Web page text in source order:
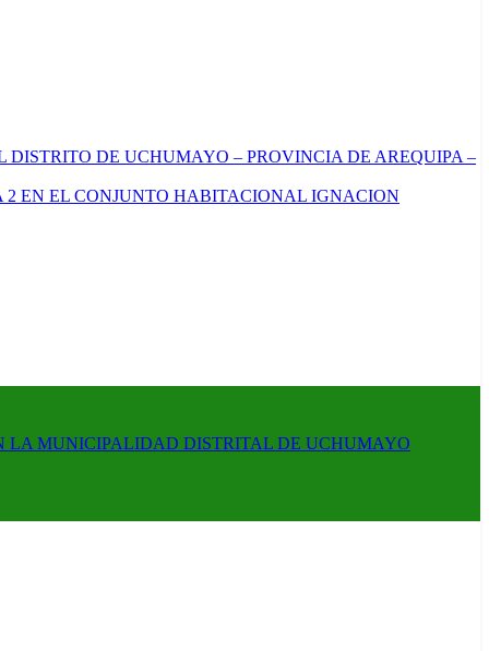
DISTRITO DE UCHUMAYO – PROVINCIA DE AREQUIPA –
EN EL CONJUNTO HABITACIONAL IGNACION
LA MUNICIPALIDAD DISTRITAL DE UCHUMAYO